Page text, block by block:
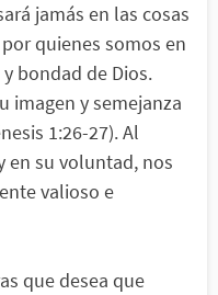
jamás en las cosas
quienes somos en
bondad de Dios.
imagen y semejanza
1:26-27). Al
en su voluntad, nos
valioso e
que desea que